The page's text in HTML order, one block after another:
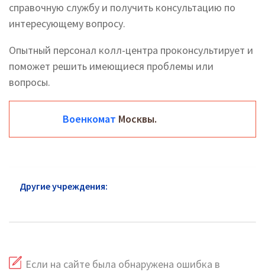
справочную службу и получить консультацию по
интересующему вопросу.
Опытный персонал колл-центра проконсультирует и
поможет решить имеющиеся проблемы или
вопросы.
Военкомат Москвы.
Другие учреждения:
Если на сайте была обнаружена ошибка в